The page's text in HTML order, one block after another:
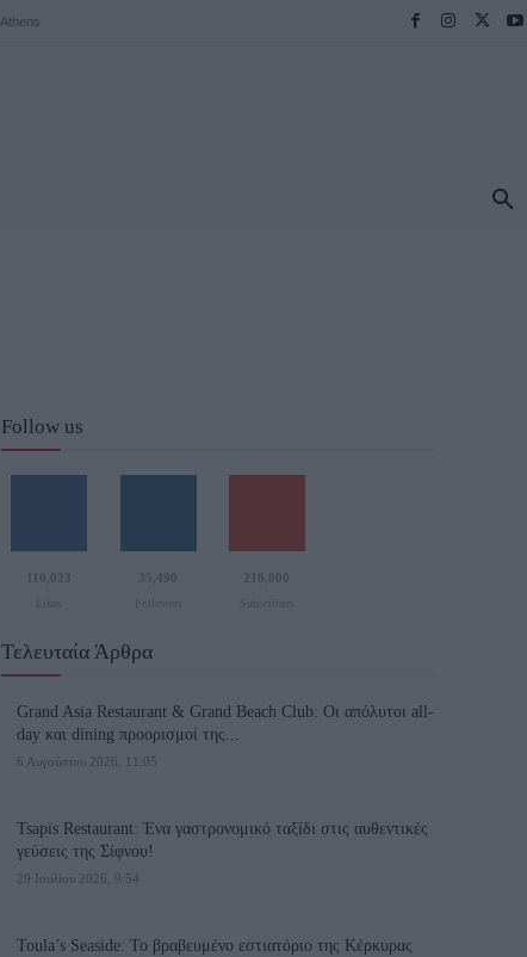
Athens
Follow us
110,023 35,490 218,000
Τελευταία Άρθρα
Grand Asia Restaurant & Grand Beach Club: Οι απόλυτοι all-
day και dining προορισμοί της...
6 Αυγούστου 2026, 11:05
Tsapis Restaurant: Ένα γαστρονομικό ταξίδι στις αυθεντικές
γεύσεις της Σίφνου!
29 Ιουλίου 2026, 9:54
Toula’s Seaside: Το βραβευμένο εστιατόριο της Κέρκυρας